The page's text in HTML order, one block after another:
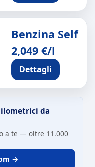
Benzina Self
2,049 €/l
Dettagli
da
a te — oltre 11.000
→